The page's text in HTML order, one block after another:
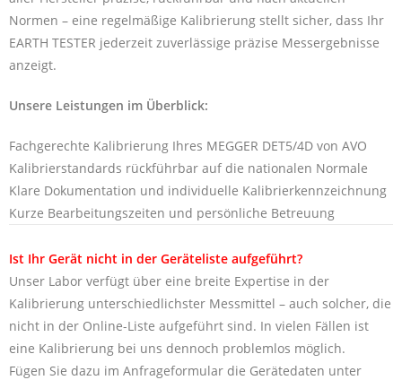
Normen – eine regelmäßige Kalibrierung stellt sicher, dass Ihr
EARTH TESTER jederzeit zuverlässige präzise Messergebnisse
anzeigt.
Unsere Leistungen im Überblick:
Fachgerechte Kalibrierung Ihres MEGGER DET5/4D von AVO
Kalibrierstandards rückführbar auf die nationalen Normale
Klare Dokumentation und individuelle Kalibrierkennzeichnung
Kurze Bearbeitungszeiten und persönliche Betreuung
Ist Ihr Gerät nicht in der Geräteliste aufgeführt?
Unser Labor verfügt über eine breite Expertise in der
Kalibrierung unterschiedlichster Messmittel – auch solcher, die
nicht in der Online-Liste aufgeführt sind. In vielen Fällen ist
eine Kalibrierung bei uns dennoch problemlos möglich.
Fügen Sie dazu im Anfrageformular die Gerätedaten unter